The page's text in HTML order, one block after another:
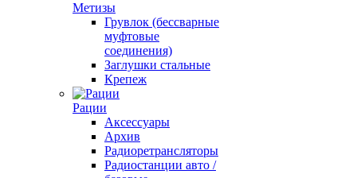
Метизы
Грувлок (бессварные
муфтовые
соединения)
Заглушки стальные
Крепеж
Рации
Аксессуары
Архив
Радиоретрансляторы
Радиостанции авто /